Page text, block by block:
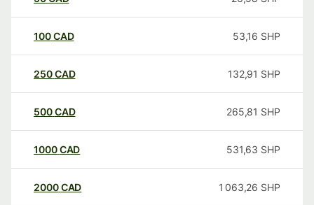
100CAD 53,16 SHP
250CAD 132,91 SHP
500CAD 265,81 SHP
1000CAD 531,63 SHP
2000CAD 1 063,26 SHP